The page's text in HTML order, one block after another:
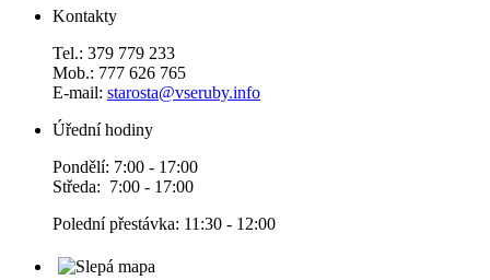
Kontakty
Tel.: 379 779 233
Mob.: 777 626 765
E-mail: starosta@vseruby.info
Úřední hodiny
Pondělí: 7:00 - 17:00
Středa: 7:00 - 17:00
Polední přestávka: 11:30 - 12:00